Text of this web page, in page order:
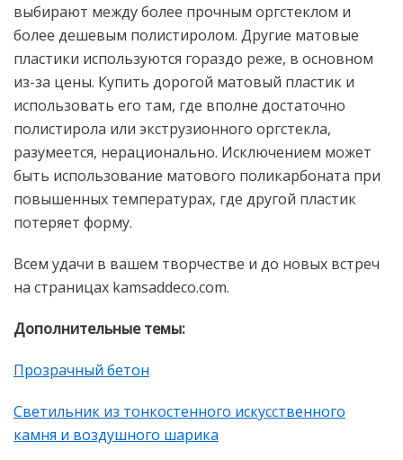
выбирают между более прочным оргстеклом и
более дешевым полистиролом. Другие матовые
пластики используются гораздо реже, в основном
из-за цены. Купить дорогой матовый пластик и
использовать его там, где вполне достаточно
полистирола или экструзионного оргстекла,
разумеется, нерационально. Исключением может
быть использование матового поликарбоната при
повышенных температурах, где другой пластик
потеряет форму.
Всем удачи в вашем творчестве и до новых встреч
на страницах kamsaddeco.com.
Дополнительные темы:
Прозрачный бетон
Светильник из тонкостенного искусственного
камня и воздушного шарика